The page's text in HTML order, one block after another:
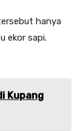
hanya
ekor sapi.
Kupang